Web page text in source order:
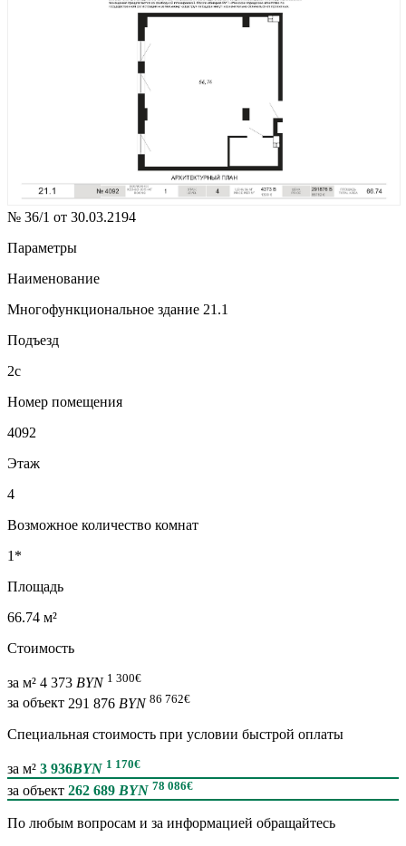
№ 36/1 от 30.03.2194
Параметры
Наименование
Многофункциональное здание 21.1
Подъезд
2с
Номер помещения
4092
Этаж
4
Возможное количество комнат
1*
Площадь
66.74 м²
Стоимость
за м² 4 373 BYN 1 300€
за объект 291 876 BYN 86 762€
Специальная cтоимость при условии быстрой оплаты
за м² 3 936BYN 1 170€
за объект 262 689 BYN 78 086€
По любым вопросам и за информацией обращайтесь